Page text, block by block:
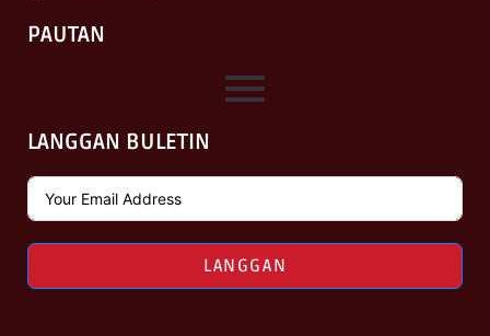
PAUTAN
LANGGAN BULETIN
LANGGAN